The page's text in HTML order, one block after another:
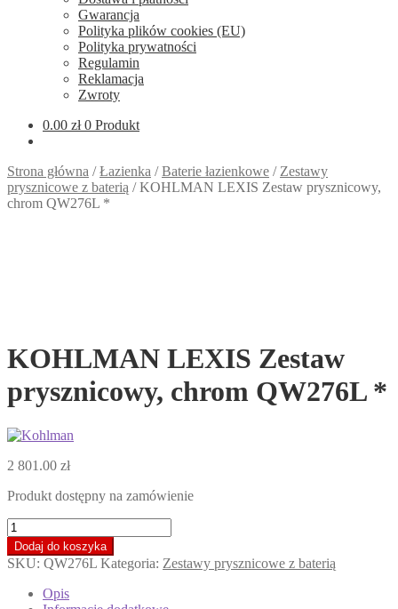
Gwarancja
Polityka plików cookies (EU)
Polityka prywatności
Regulamin
Reklamacja
Zwroty
0.00 zł 0 Produkt
Strona główna /Łazienka /Baterie łazienkowe / Zestawy
prysznicowe z baterią /KOHLMAN LEXIS Zestaw prysznicowy,
chrom QW276L *
KOHLMAN LEXIS Zestaw
prysznicowy, chrom QW276L *
2 801.00 zł
Produkt dostępny na zamówienie
ilość
KOHLMAN
LEXIS
Zestaw
prysznicowy,
chrom
Dodaj do koszyka
SKU: QW276L Kategoria: Zestawy prysznicowe z baterią
Opis